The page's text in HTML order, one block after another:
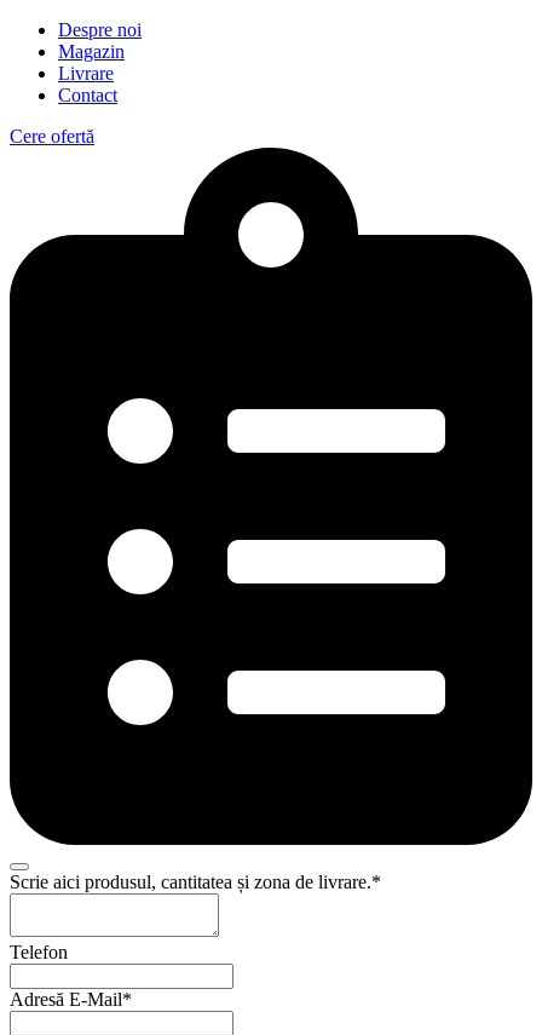
Despre noi
Magazin
Livrare
Contact
Cere ofertă
Scrie aici produsul, cantitatea și zona de livrare.*
Telefon
Adresă E-Mail*